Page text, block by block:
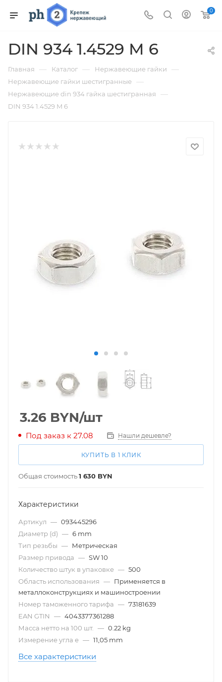
0
DIN 934 1.4529 M 6
Главная — Каталог — Нержавеющие гайки —
Нержавеющие гайки шестигранные —
Нержавеющие din 934 гайка шестигранная —
DIN 934 1.4529 M 6
3.26 BYN/шт
Под заказ к 27.08 Нашли дешевле?
КУПИТЬ В 1 КЛИК
Общая стоимость1 630 BYN
Характеристики
Артикул — 093445296
Диаметр (d) — 6 mm
Тип резьбы — Метрическая
Размер привода — SW 10
Количество штук в упаковке — 500
Область использования — Применяется в
металлоконструкциях и машиностроении
Номер таможенного тарифа — 73181639
EAN GTIN
— 4043377361288
Масса нетто на 100 шт.
— 0.22 kg
Измерение угла e — 11,05 mm
Все характеристики